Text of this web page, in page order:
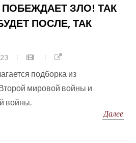
ЗЛО! ТАК
ПОСЛЕ, ТАК
подборка из
мировой войны и
войны.
Далее